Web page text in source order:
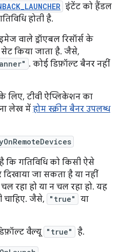
इंटेंट को हैंडल
होती है.
वाले ड्रॉएबल रिसॉर्स के
किया जाता है. जैसे,
. कोई डिफ़ॉल्ट बैनर नहीं
लिए, टीवी ऐप्लिकेशन का
लेख में होम स्क्रीन बैनर उपलब्ध
कि गतिविधि को किसी ऐसे
दिखाया जा सकता है या नहीं
रहा हो या न चल रहा हो. यह
चाहिए. जैसे,
"true" या
वैल्यू "true" है.